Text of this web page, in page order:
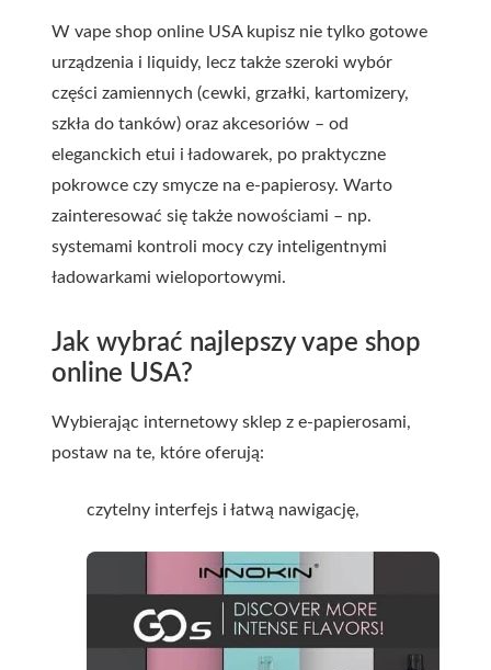
W vape shop online USA kupisz nie tylko gotowe
urządzenia i liquidy, lecz także szeroki wybór
części zamiennych (cewki, grzałki, kartomizery,
szkła do tanków) oraz akcesoriów – od
eleganckich etui i ładowarek, po praktyczne
pokrowce czy smycze na e-papierosy. Warto
zainteresować się także nowościami – np.
systemami kontroli mocy czy inteligentnymi
ładowarkami wieloportowymi.
Jak wybrać najlepszy vape shop
online USA?
Wybierając internetowy sklep z e-papierosami,
postaw na te, które oferują:
czytelny interfejs i łatwą nawigację,